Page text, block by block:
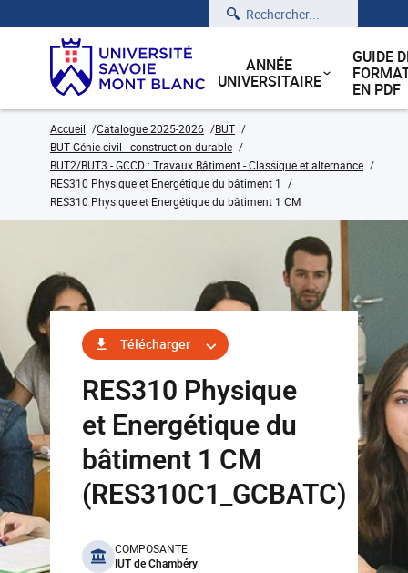
Rechercher
ANNÉE
UNIVERSITAIRE
GUIDE
EN PDF
Accueil Catalogue 2025-2026
BUT
BUT Génie civil - construction durable
BUT2/BUT3 - GCCD : Travaux Bâtiment - Classique et alternance
RES310 Physique et Energétique du bâtiment 1
RES310 Physique et Energétique du bâtiment 1 CM
Télécharger
RES310 Physique
et Energétique du
bâtiment 1 CM
(RES310C1_GCBATC)
benefits
COMPOSANTE
IUT de Chambéry